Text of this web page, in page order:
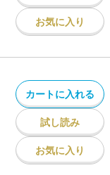
お気に入り
カートに入れる
試し読み
お気に入り